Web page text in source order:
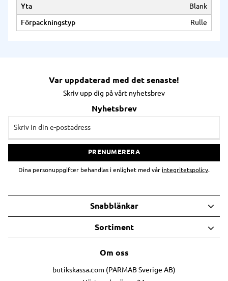
Yta
Blank
Förpackningstyp
Rulle
Var uppdaterad med det senaste!
Skriv upp dig på vårt nyhetsbrev
Nyhetsbrev
PRENUMERERA
Dina personuppgifter behandlas i enlighet med vår integritetspolicy.
Om oss
butikskassa.com (PARMAB Sverige AB)
Snabblänkar
Sortiment